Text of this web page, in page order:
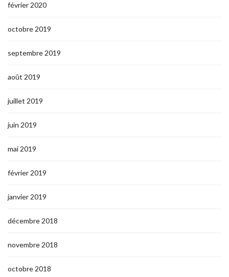
février 2020
octobre 2019
septembre 2019
août 2019
juillet 2019
juin 2019
mai 2019
février 2019
janvier 2019
décembre 2018
novembre 2018
octobre 2018